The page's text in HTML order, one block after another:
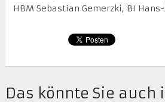
HBM Sebastian Gemerzki, BI
Das könnte Sie